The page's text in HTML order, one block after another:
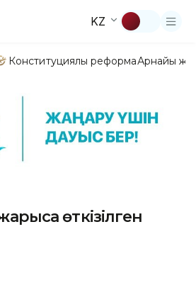
KZ
Конституциялық реформаАрнайы
өткізілген